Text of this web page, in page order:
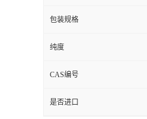
包装规格
纯度
CAS编号
是否进口